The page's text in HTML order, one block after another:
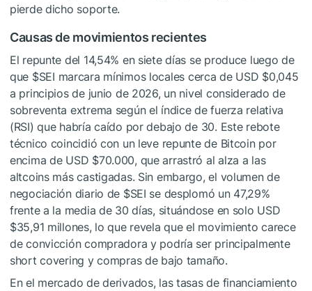
pierde dicho soporte.
Causas de movimientos recientes
El repunte del 14,54% en siete días se produce luego de
que $SEI marcara mínimos locales cerca de USD $0,045
a principios de junio de 2026, un nivel considerado de
sobreventa extrema según el índice de fuerza relativa
(RSI) que habría caído por debajo de 30. Este rebote
técnico coincidió con un leve repunte de Bitcoin por
encima de USD $70.000, que arrastró al alza a las
altcoins más castigadas. Sin embargo, el volumen de
negociación diario de $SEI se desplomó un 47,29%
frente a la media de 30 días, situándose en solo USD
$35,91 millones, lo que revela que el movimiento carece
de convicción compradora y podría ser principalmente
short covering y compras de bajo tamaño.
En el mercado de derivados, las tasas de financiamiento